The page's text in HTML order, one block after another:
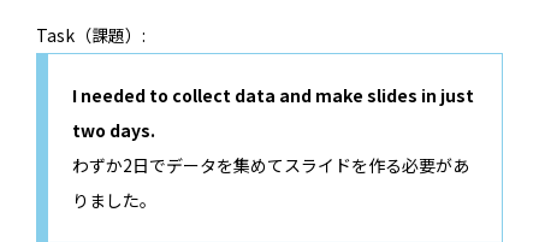
Task（課題）:
I needed to collect data and make slides in just
two days.
わずか2日でデータを集めてスライドを作る必要があ
りました。